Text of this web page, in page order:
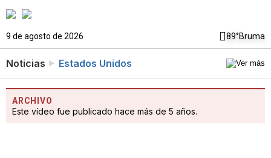
9 de agosto de 2026 89°Bruma
Noticias Estados Unidos
ARCHIVO
Este vídeo fue publicado hace más de 5 años.